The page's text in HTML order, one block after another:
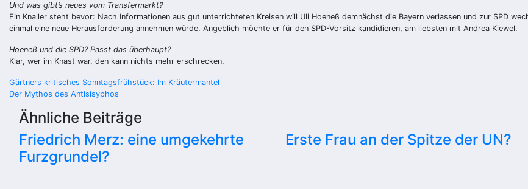
Und was gibt’s neues vom Transfermarkt?
Ein Knaller steht bevor: Nach Informationen aus gut unterrichteten Kreisen will Uli Hoeneß demnächst die Bayern verlassen und zur SPD
einmal eine neue Herausforderung annehmen würde. Angeblich möchte er für den SPD-Vorsitz kandidieren, am liebsten mit Andrea Kiewel.
Hoeneß und die SPD? Passt das überhaupt?
Klar, wer im Knast war, den kann nichts mehr erschrecken.
Beitragsnavigation
Gärtners kritisches Sonntagsfrühstück: Im Kräutermantel
Der Mythos des Antisisyphos
Ähnliche Beiträge
Friedrich Merz: eine umgekehrte
Furzgrundel?
Erste Frau an der Spitze der UN?